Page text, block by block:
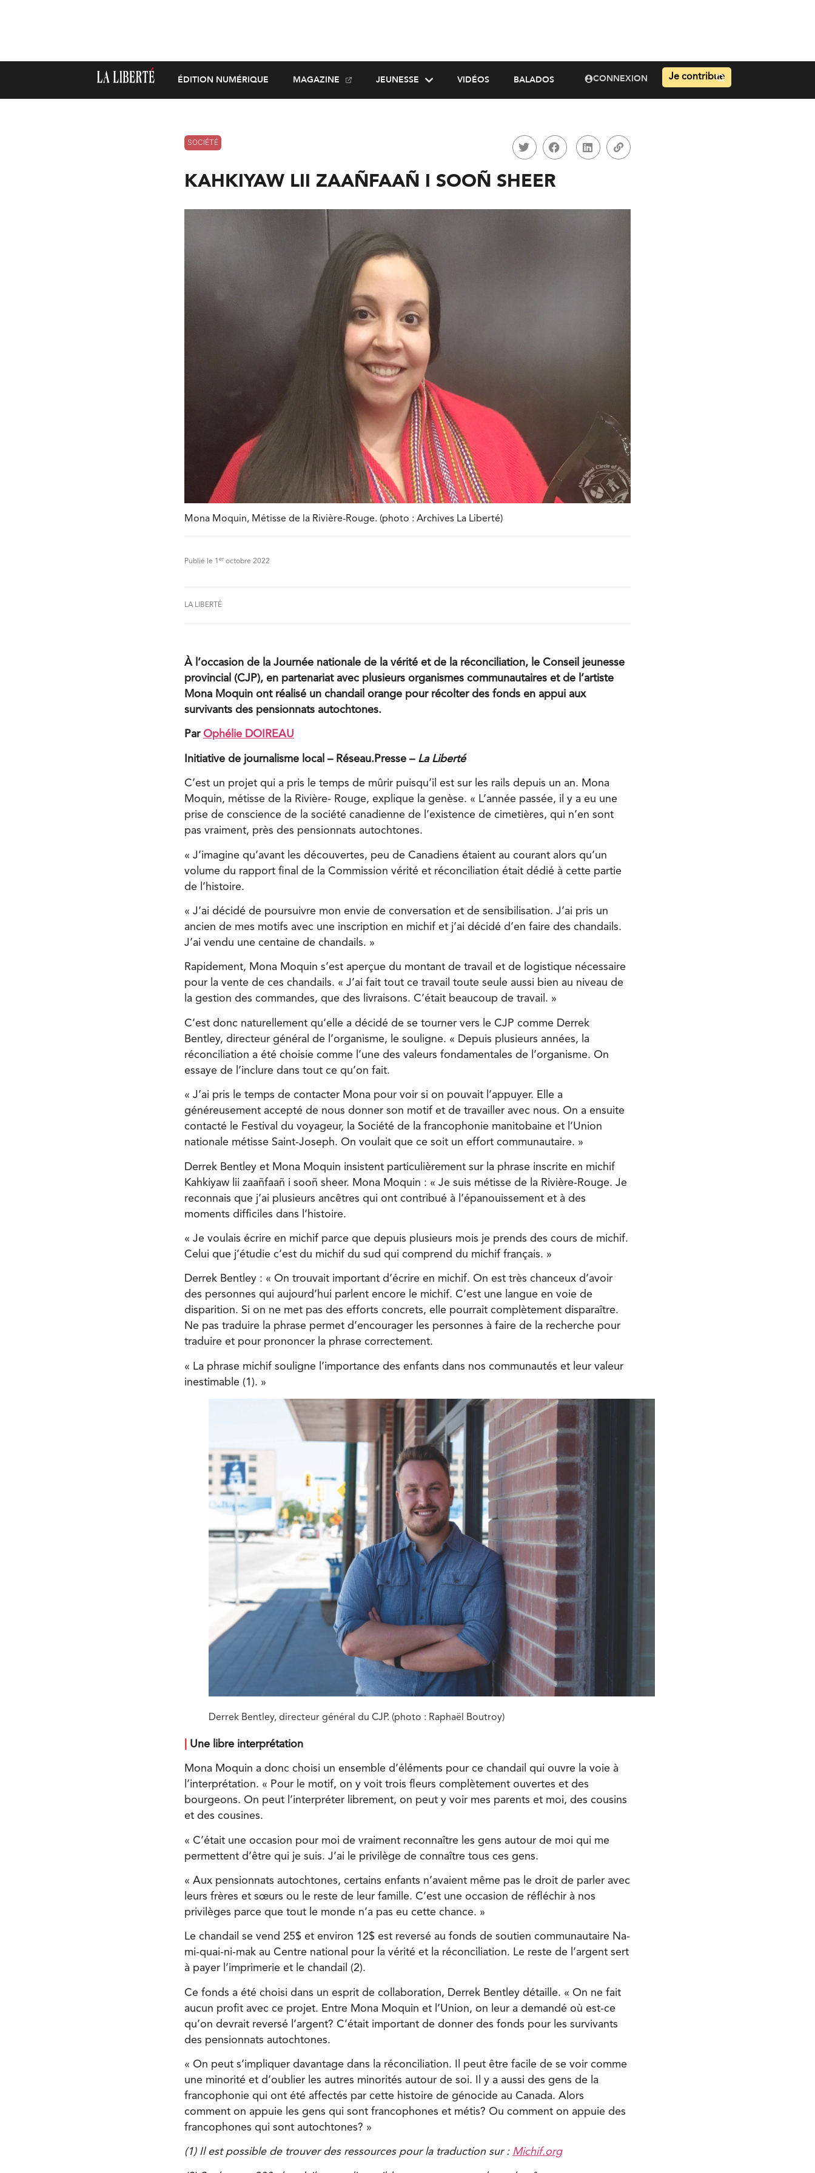
ÉDITION NUMÉRIQUE MAGAZINE JEUNESSE VIDÉOS BALADOS CONNEXION Je contribue
SOCIÉTÉ
KAHKIYAW LII ZAAÑFAAÑ I SOOÑ SHEER
Mona Moquin, Métisse de la Rivière-Rouge. (photo : Archives La Liberté)
Publié le 1 er octobre 2022
LA LIBERTÉ
À l’occasion de la Journée nationale de la vérité et de la réconciliation, le Conseil jeunesse
provincial (CJP), en partenariat avec plusieurs organismes communautaires et de l’artiste
Mona Moquin ont réalisé un chandail orange pour récolter des fonds en appui aux
survivants des pensionnats autochtones.
Par Ophélie DOIREAU
Initiative de journalisme local – Réseau.Presse – La Liberté
C’est un projet qui a pris le temps de mûrir puisqu’il est sur les rails depuis un an. Mona
Moquin, métisse de la Rivière- Rouge, explique la genèse. « L’année passée, il y a eu une
prise de conscience de la société canadienne de l’existence de cimetières, qui n’en sont
pas vraiment, près des pensionnats autochtones.
« J’imagine qu’avant les découvertes, peu de Canadiens étaient au courant alors qu’un
volume du rapport final de la Commission vérité et réconciliation était dédié à cette partie
de l’histoire.
« J’ai décidé de poursuivre mon envie de conversation et de sensibilisation. J’ai pris un
ancien de mes motifs avec une inscription en michif et j’ai décidé d’en faire des chandails.
J’ai vendu une centaine de chandails. »
Rapidement, Mona Moquin s’est aperçue du montant de travail et de logistique nécessaire
pour la vente de ces chandails. « J’ai fait tout ce travail toute seule aussi bien au niveau de
la gestion des commandes, que des livraisons. C’était beaucoup de travail. »
C’est donc naturellement qu’elle a décidé de se tourner vers le CJP comme Derrek
Bentley, directeur général de l’organisme, le souligne. « Depuis plusieurs années, la
réconciliation a été choisie comme l’une des valeurs fondamentales de l’organisme. On
essaye de l’inclure dans tout ce qu’on fait.
« J’ai pris le temps de contacter Mona pour voir si on pouvait l’appuyer. Elle a
généreusement accepté de nous donner son motif et de travailler avec nous. On a ensuite
contacté le Festival du voyageur, la Société de la francophonie manitobaine et l’Union
nationale métisse Saint-Joseph. On voulait que ce soit un effort communautaire. »
Derrek Bentley et Mona Moquin insistent particulièrement sur la phrase inscrite en michif
Kahkiyaw lii zaañfaañ i sooñ sheer. Mona Moquin : « Je suis métisse de la Rivière-Rouge. Je
reconnais que j’ai plusieurs ancêtres qui ont contribué à l’épanouissement et à des
moments difficiles dans l’histoire.
« Je voulais écrire en michif parce que depuis plusieurs mois je prends des cours de michif.
Celui que j’étudie c’est du michif du sud qui comprend du michif français. »
Derrek Bentley : « On trouvait important d’écrire en michif. On est très chanceux d’avoir
des personnes qui aujourd’hui parlent encore le michif. C’est une langue en voie de
disparition. Si on ne met pas des efforts concrets, elle pourrait complètement disparaître.
Ne pas traduire la phrase permet d’encourager les personnes à faire de la recherche pour
traduire et pour prononcer la phrase correctement.
« La phrase michif souligne l’importance des enfants dans nos communautés et leur valeur
inestimable (1). »
Derrek Bentley, directeur général du CJP. (photo : Raphaël Boutroy)
Une libre interprétation
Mona Moquin a donc choisi un ensemble d’éléments pour ce chandail qui ouvre la voie à
l’interprétation. « Pour le motif, on y voit trois fleurs complètement ouvertes et des
bourgeons. On peut l’interpréter librement, on peut y voir mes parents et moi, des cousins
et des cousines.
« C’était une occasion pour moi de vraiment reconnaître les gens autour de moi qui me
permettent d’être qui je suis. J’ai le privilège de connaître tous ces gens.
« Aux pensionnats autochtones, certains enfants n’avaient même pas le droit de parler avec
leurs frères et sœurs ou le reste de leur famille. C’est une occasion de réfléchir à nos
privilèges parce que tout le monde n’a pas eu cette chance. »
Le chandail se vend 25$ et environ 12$ est reversé au fonds de soutien communautaire Na-
mi-quai-ni-mak au Centre national pour la vérité et la réconciliation. Le reste de l’argent sert
à payer l’imprimerie et le chandail (2).
Ce fonds a été choisi dans un esprit de collaboration, Derrek Bentley détaille. « On ne fait
aucun profit avec ce projet. Entre Mona Moquin et l’Union, on leur a demandé où est-ce
qu’on devrait reversé l’argent? C’était important de donner des fonds pour les survivants
des pensionnats autochtones.
« On peut s’impliquer davantage dans la réconciliation. Il peut être facile de se voir comme
une minorité et d’oublier les autres minorités autour de soi. Il y a aussi des gens de la
francophonie qui ont été affectés par cette histoire de génocide au Canada. Alors
comment on appuie les gens qui sont francophones et métis? Ou comment on appuie des
francophones qui sont autochtones? »
(1) Il est possible de trouver des ressources pour la traduction sur : Michif.org